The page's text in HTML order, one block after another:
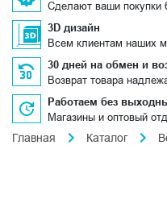
Сделают ваши покупки
3D дизайн
Всем клиентам наших
30 дней на обмен и
Возврат товара
Работаем без
Магазины и оптовый
Главная
Каталог